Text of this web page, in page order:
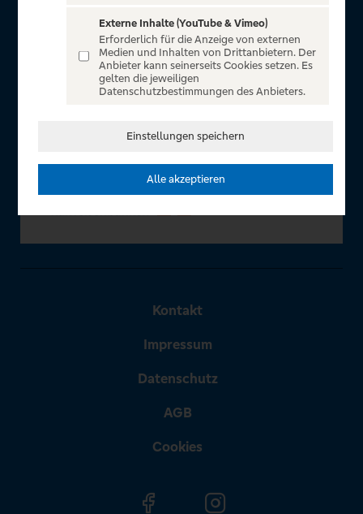
für alle Kunden der Volksbanken Raiffeisenbanken. Auf
unserem einzigartigen Portal finden Sie Tickets für
atemberaubende Konzerte, Musicals und Shows, die
Fußball-Bundesliga sowie die Champions League und die
In Zusammenarbeit mit
Kontakt
Impressum
Datenschutz
AGB
Cookies
Externe Inhalte (YouTube & Vimeo)
Erforderlich für die Anzeige von externen
Medien und Inhalten von Drittanbietern. Der
Anbieter kann seinerseits Cookies setzen. Es
gelten die jeweiligen
Datenschutzbestimmungen des Anbieters.
Einstellungen speichern
Alle akzeptieren